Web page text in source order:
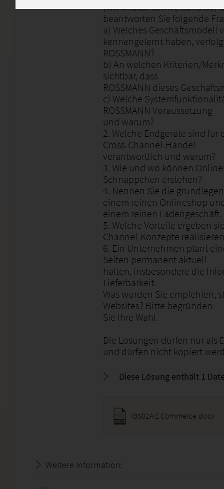
(www.rossmannversand.de)
beantworten Sie folgende
a) Welches Geschäftsmodell
kennengelernt haben,
ROSSMANN?
b) An welchen Kriterien/
sichtbar, dass
ROSSMANN dieses
c) Welche
ROSSMANN Voraussetzung
und warum?
2. Welche Endgeräte sind
Cross-Channel-Handel
verantwortlich und warum?
3. Wie und wo können
Schnäppchen erstehen?
4. Nennen Sie die
einem reinen Onlineshop
einem reinen Ladengeschäft.
5. Welche Vorteile ergeben
Channel-Konzepte
6. Ein Unternehmen plant
Seiten permanent aktuell
halten, insbesondere die
Lieferbarkeit.
Was würden Sie empfehlen,
Websites? Bitte begründen
Sie Ihre Wahl.
Die Lösungen dürfen nur als
und dürfen nicht kopiert
Diese Lösung enthält 1
IBS02A E Commerce.docx
Weitere Information: